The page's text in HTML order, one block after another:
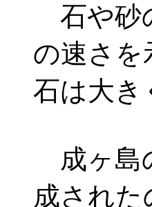
石や砂
の速さを
石は大き
成ヶ島
成され